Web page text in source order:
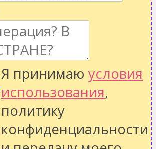
Я принимаю условия
использования,
политику
конфиденциальности